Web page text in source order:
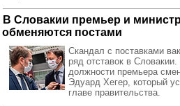
В Словакии премьер и
обменяются постами
Скандал с поставками
ряд отставок в
должности премьера
Эдуард Хегер, который
главе правительства.